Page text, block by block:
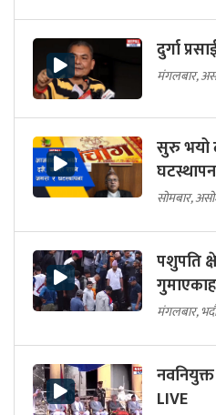
दुर्गा
मंगलबार,
सुरु भयो
सोमबार,
पशुपति
मंगलबार,
LIVE